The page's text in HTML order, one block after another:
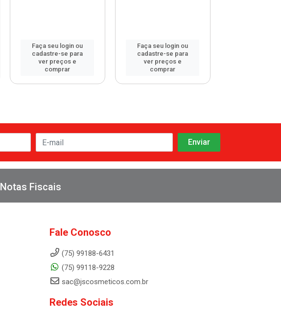
Faça seu login ou
cadastre-se para
ver preços e
comprar
Faça seu login ou
cadastre-se para
ver preços e
comprar
Notas Fiscais
Fale Conosco
(75) 99188-6431
(75) 99118-9228
sac@jscosmeticos.com.br
Redes Sociais